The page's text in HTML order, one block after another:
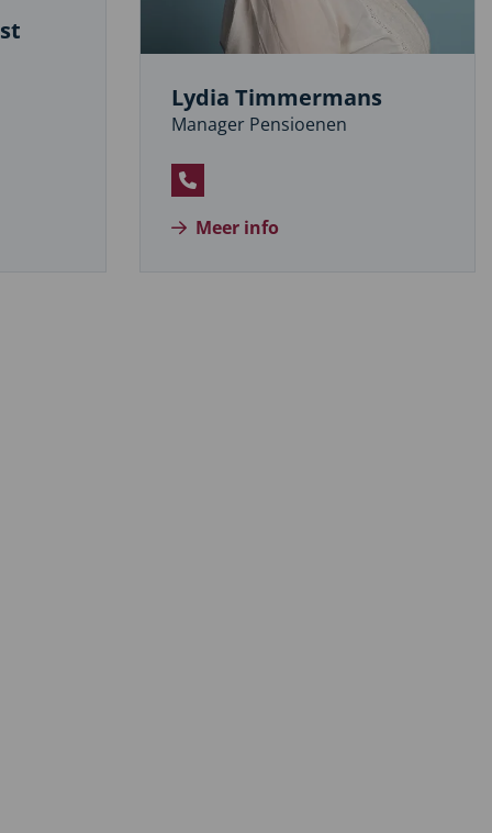
Lydia Timmermans
Manager Pensioenen
Bel
Lydia
Meer info